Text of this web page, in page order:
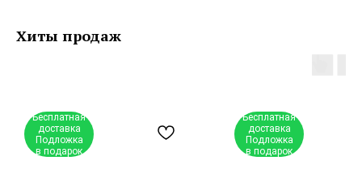
Хиты продаж
Бесплатная
доставка
Подложка
в подарок
Бесплатная
доставка
Подложка
в подарок